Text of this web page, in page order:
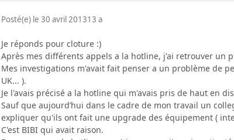
Posté(e) le 30 avril 201313 a
Je réponds pour cloture :)
Après mes différents appels a la hotline, j'ai retrouver un
Mes investigations m'avait fait penser a un problème de
UK... ).
Je l'avais précisé a la hotline qui m'avais pris de haut en
Sauf que aujourd’hui dans le cadre de mon travail un
expliquer qu'ils ont fait une upgrade des équipement (
C'est BIBI qui avait raison.